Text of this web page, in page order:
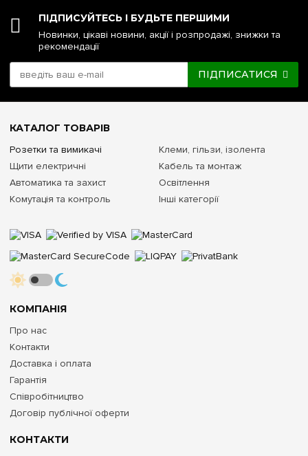
ПІДПИСУЙТЕСЬ І БУДЬТЕ ПЕРШИМИ
Новинки, цікаві новини, акції і розпродажі, знижки та
рекомендації
ПІДПИСАТИСЯ
КОНТАКТИ
КОМПАНІЯ
Про нас
Контакти
Доставка і оплата
Гарантія
Співробітництво
Договір публічної оферти
КАТАЛОГ ТОВАРІВ
Розетки та вимикачі
Щити електричні
Автоматика та захист
Комутація та контроль
Клеми, гільзи, ізолента
Кабель та монтаж
Освітлення
Інші категорії